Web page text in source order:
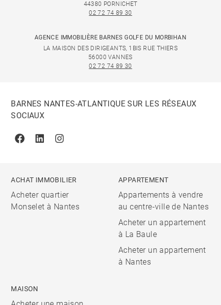
44380 PORNICHET
02 72 74 89 30
AGENCE IMMOBILIÈRE BARNES GOLFE DU MORBIHAN
LA MAISON DES DIRIGEANTS, 1BIS RUE THIERS
56000 VANNES
02 72 74 89 30
BARNES NANTES-ATLANTIQUE SUR LES RÉSEAUX
SOCIAUX
FacebookLinkedinInstagram
ACHAT IMMOBILIER
Acheter quartier
Monselet à Nantes
APPARTEMENT
Appartements à vendre
au centre-ville de Nantes
Acheter un appartement
à La Baule
Acheter un appartement
à Nantes
MAISON